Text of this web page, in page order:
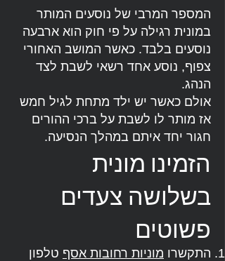
המספר המרבי של נוסעים המותר
במונית רגילה על פי חוק הוא ארבעה
נוסעים בלבד. כאשר המושב האחורי
צפוף, נוסע אחד רשאי לשבת לצד
הנהג.
אולם כאשר יש ילד מתחת לגיל חמש
אז מותר לו לשבת על ברכי ההורים
חגור יחד איתם במהלך הנסיעה.
הזמינו מונית
בשלושה צעדים
פשוטים
התקשרו מוניות רחובות אסף טלפון